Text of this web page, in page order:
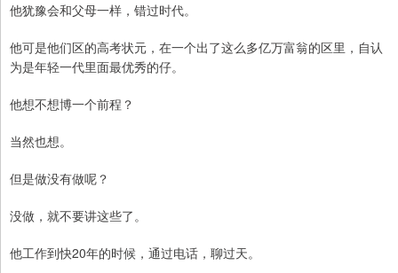
他犹豫会和父母一样，错过时代。
他可是他们区的高考状元，在一个出了这么多亿万富翁的区里，自认
为是年轻一代里面最优秀的仔。
他想不想博一个前程？
当然也想。
但是做没有做呢？
没做，就不要讲这些了。
他工作到快20年的时候，通过电话，聊过天。